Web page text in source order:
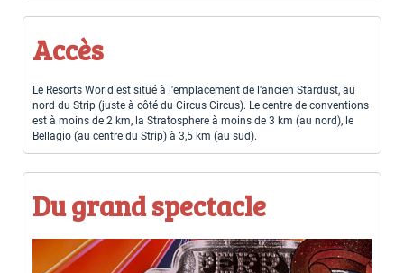
Accès
Le Resorts World est situé à l'emplacement de l'ancien Stardust, au
nord du Strip (juste à côté du Circus Circus). Le centre de conventions
est à moins de 2 km, la Stratosphere à moins de 3 km (au nord), le
Bellagio (au centre du Strip) à 3,5 km (au sud).
Du grand spectacle